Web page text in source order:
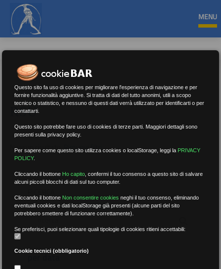
MENU
RSU
Nessun risultato.Rimuovi filtri
per data
Questo sito fa uso di cookies per migliorare l'esperienza di navigazione e per
fornire funzionalità aggiuntive. Si tratta di dati del tutto anonimi, utili a scopo
tecnico o statistico, e nessuno di questi dati verrà utilizzato per identificarti o per
contattarti.
Questo sito potrebbe fare uso di cookies di terze parti. Maggiori dettagli sono
presenti sulla privacy policy.
Per sapere come questo sito utilizza cookies o localStorage, leggi la PRIVACY
POLICY.
Cliccando il bottone Ho capito ,confermi il tuo consenso a questo sito di salvare
alcuni piccoli blocchi di dati sul tuo computer.
Cliccando il bottone Non consentire cookies neghi il tuo consenso, eliminando
eventuali cookies e dati localStorage già presenti (alcune parti del sito
potrebbero smettere di funzionare correttamente).
Se preferisci, puoi selezionare quali tipologie di cookies ritieni accettabili:
Cookie tecnici (obbligatorio)